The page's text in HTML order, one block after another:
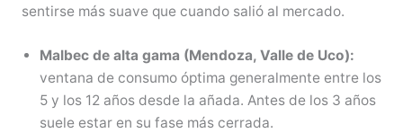
sentirse más suave que cuando salió al mercado.
Malbec de alta gama (Mendoza, Valle de Uco):
ventana de consumo óptima generalmente entre los
5 y los 12 años desde la añada. Antes de los 3 años
suele estar en su fase más cerrada.